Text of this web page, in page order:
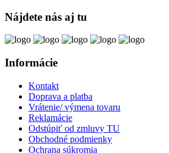
Nájdete nás aj tu
Informácie
Kontakt
Doprava a platba
Vrátenie/ výmena tovaru
Reklamácie
Odstúpiť od zmluvy TU
Obchodné podmienky
Ochrana súkromia